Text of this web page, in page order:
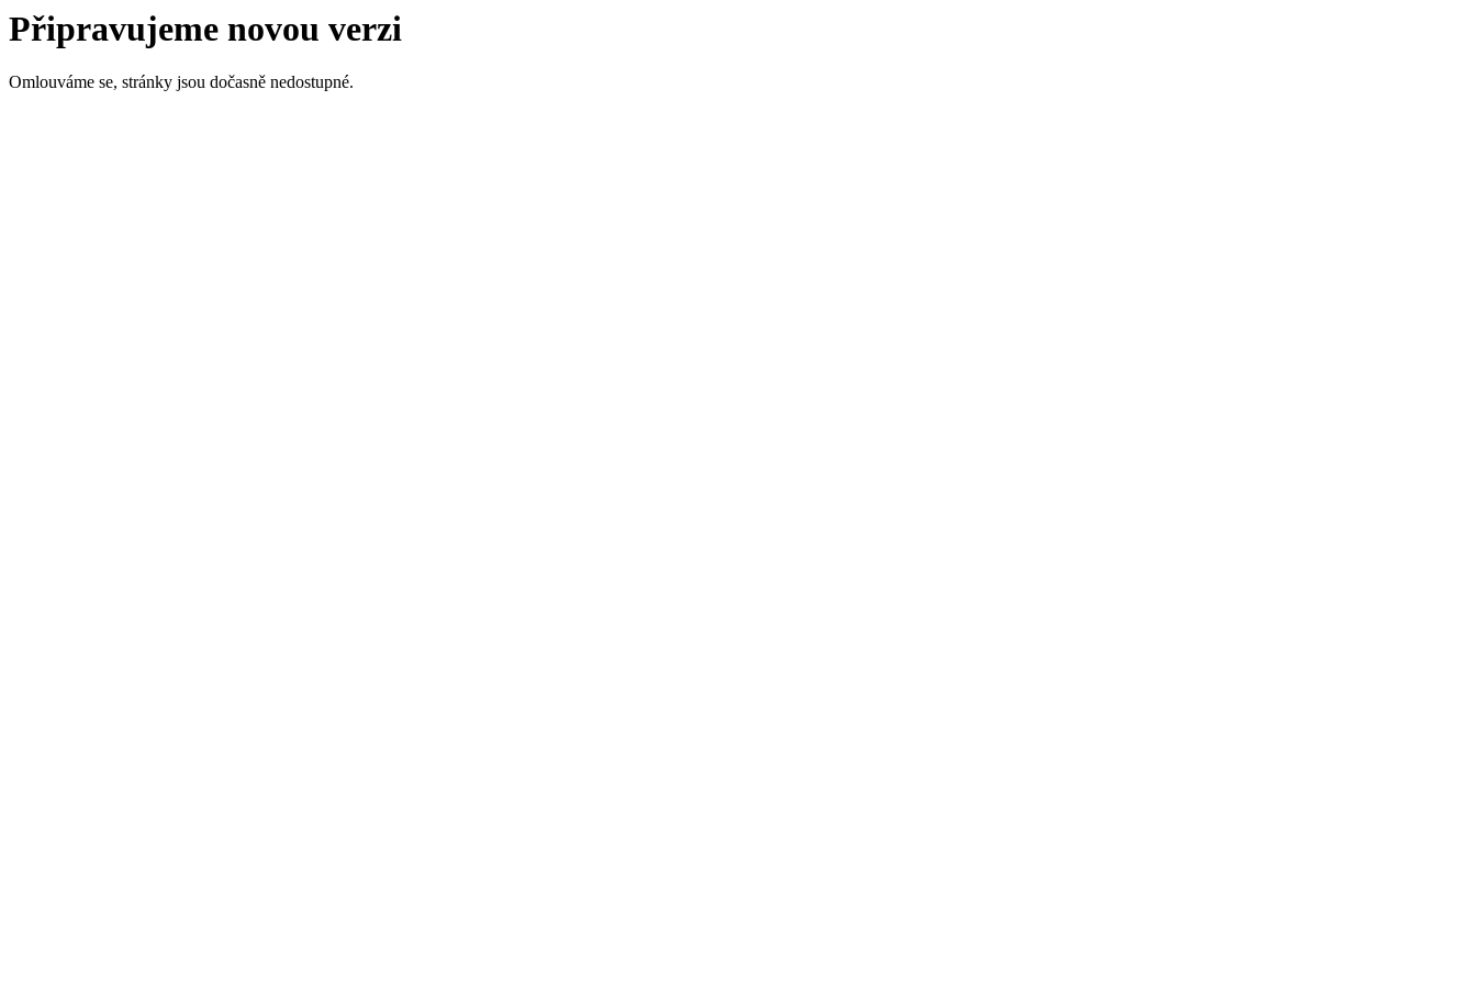
Připravujeme novou verzi
Omlouváme se, stránky jsou dočasně nedostupné.